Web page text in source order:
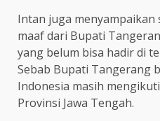
Intan juga
maaf dari Bupati
yang belum bisa hadir di
Sebab Bupati Tangerang
Indonesia masih
Provinsi Jawa Tengah.